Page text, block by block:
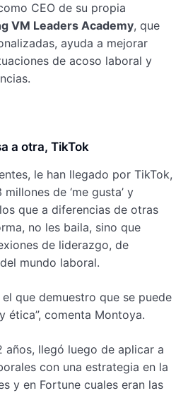
CEO de su propia
VM Leaders Academy, que
ayuda a mejorar
de acoso laboral y
a otra, TikTok
le han llegado por TikTok,
de ‘me gusta’ y
que a diferencias de otras
no les baila, sino que
de liderazgo, de
mundo laboral.
que demuestro que se puede
ética”, comenta Montoya.
años, llegó luego de aplicar a
con una estrategia en la
y en Fortune cuales eran las